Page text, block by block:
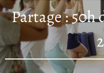
Partage : 50h